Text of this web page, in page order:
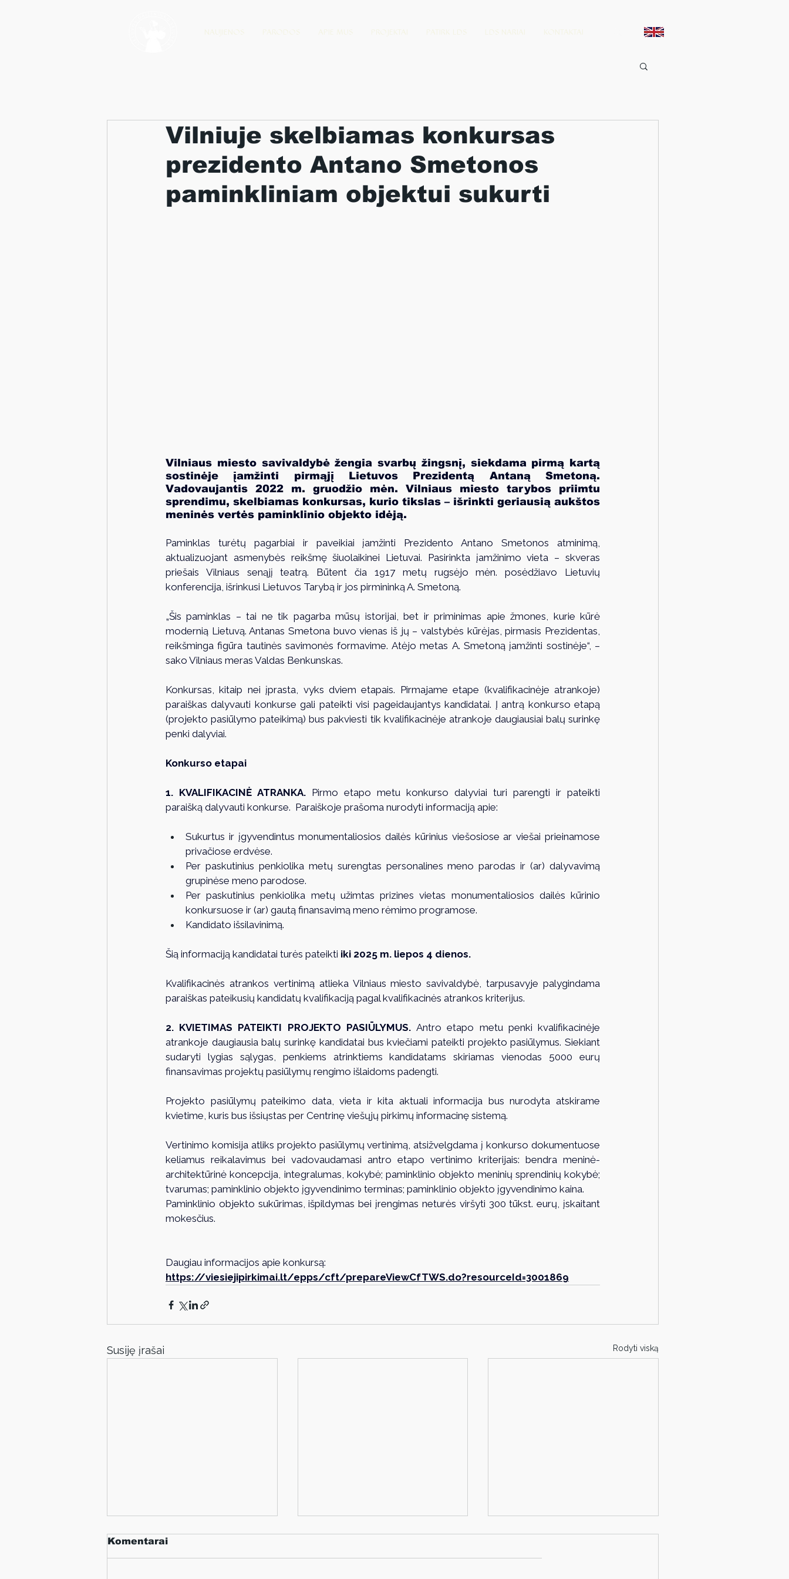
Vilniuje skelbiamas konkursas
prezidento Antano Smetonos
paminkliniam objektui sukurti
Vilniaus miesto savivaldybė žengia svarbų žingsnį, siekdama pirmą kartą
sostinėje įamžinti pirmąjį Lietuvos Prezidentą Antaną Smetoną.
Vadovaujantis 2022 m. gruodžio mėn. Vilniaus miesto tarybos priimtu
sprendimu, skelbiamas konkursas, kurio tikslas – išrinkti geriausią aukštos
meninės vertės paminklinio objekto idėją.
Paminklas turėtų pagarbiai ir paveikiai įamžinti Prezidento Antano Smetonos atminimą,
aktualizuojant asmenybės reikšmę šiuolaikinei Lietuvai. Pasirinkta įamžinimo vieta – skveras
priešais Vilniaus senąjį teatrą. Būtent čia 1917 metų rugsėjo mėn. posėdžiavo Lietuvių
konferencija, išrinkusi Lietuvos Tarybą ir jos pirmininką A. Smetoną.
„Šis paminklas – tai ne tik pagarba mūsų istorijai, bet ir priminimas apie žmones, kurie kūrė
modernią Lietuvą. Antanas Smetona buvo vienas iš jų – valstybės kūrėjas, pirmasis Prezidentas,
reikšminga figūra tautinės savimonės formavime. Atėjo metas A. Smetoną įamžinti sostinėje“, –
sako Vilniaus meras Valdas Benkunskas.
Konkursas, kitaip nei įprasta, vyks dviem etapais. Pirmajame etape (kvalifikacinėje atrankoje)
paraiškas dalyvauti konkurse gali pateikti visi pageidaujantys kandidatai. Į antrą konkurso etapą
(projekto pasiūlymo pateikimą) bus pakviesti tik kvalifikacinėje atrankoje daugiausiai balų surinkę
penki dalyviai.
Konkurso etapai
1. KVALIFIKACINĖ ATRANKA. Pirmo etapo metu konkurso dalyviai turi parengti ir pateikti
paraišką dalyvauti konkurse.  Paraiškoje prašoma nurodyti informaciją apie:
Sukurtus ir įgyvendintus monumentaliosios dailės kūrinius viešosiose ar viešai prieinamose
privačiose erdvėse.
Per paskutinius penkiolika metų surengtas personalines meno parodas ir (ar) dalyvavimą
grupinėse meno parodose.
Per paskutinius penkiolika metų užimtas prizines vietas monumentaliosios dailės kūrinio
konkursuose ir (ar) gautą finansavimą meno rėmimo programose.
Kandidato išsilavinimą.
Šią informaciją kandidatai turės pateikti iki 2025 m. liepos 4 dienos.
Kvalifikacinės atrankos vertinimą atlieka Vilniaus miesto savivaldybė, tarpusavyje palygindama
paraiškas pateikusių kandidatų kvalifikaciją pagal kvalifikacinės atrankos kriterijus.
2. KVIETIMAS PATEIKTI PROJEKTO PASIŪLYMUS. Antro etapo metu penki kvalifikacinėje
atrankoje daugiausia balų surinkę kandidatai bus kviečiami pateikti projekto pasiūlymus. Siekiant
sudaryti lygias sąlygas, penkiems atrinktiems kandidatams skiriamas vienodas 5000 eurų
finansavimas projektų pasiūlymų rengimo išlaidoms padengti.
Projekto pasiūlymų pateikimo data, vieta ir kita aktuali informacija bus nurodyta atskirame
kvietime, kuris bus išsiųstas per Centrinę viešųjų pirkimų informacinę sistemą.
Vertinimo komisija atliks projekto pasiūlymų vertinimą, atsižvelgdama į konkurso dokumentuose
keliamus reikalavimus bei vadovaudamasi antro etapo vertinimo kriterijais: bendra meninė-
architektūrinė koncepcija, integralumas, kokybė; paminklinio objekto meninių sprendinių kokybė;
tvarumas; paminklinio objekto įgyvendinimo terminas; paminklinio objekto įgyvendinimo kaina.
Paminklinio objekto sukūrimas, išpildymas bei įrengimas neturės viršyti 300 tūkst. eurų, įskaitant
mokesčius.
Daugiau informacijos apie konkursą:
https://viesiejipirkimai.lt/epps/cft/prepareViewCfTWS.do?resourceId=3001869
Susiję įrašai Rodyti viską
Komentarai